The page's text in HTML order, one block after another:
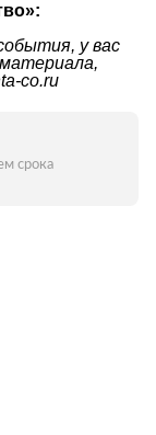
у вас
co.ru
срока